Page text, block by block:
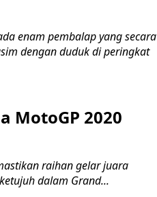
enam pembalap yang secara
dengan duduk di peringkat
MotoGP 2020
raihan gelar juara
dalam Grand...